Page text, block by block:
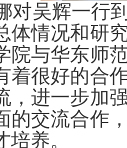
对吴辉一行
体情况和研
院与华东师
着很好的合
，进一步加
的交流合作
养。